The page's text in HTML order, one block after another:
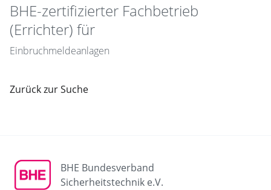
BHE-zertifizierter Fachbetrieb
(Errichter) für
Einbruchmeldeanlagen
Zurück zur Suche
BHE Bundesverband
Sicherheitstechnik e.V.